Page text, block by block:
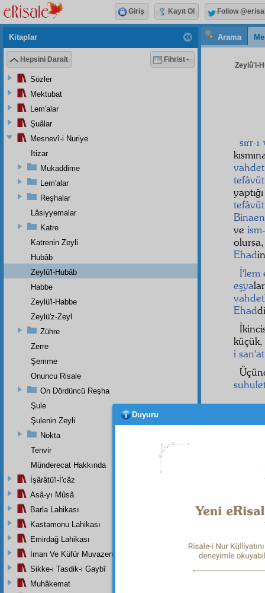
Arama
Zeylû'l-
sırr-
vahdet
tefâvüt
tefâvüt
ve
Ehad
İ'lem
eşya
vahdet
Ehad
küçük,
i san'at
Bu
Kitaplar
Hepsini Daralt Fihrist
Sözler
Mektubat
Lem'alar
Şuâlar
Mesnevî-i Nuriye
Itizar
Mukaddime
Lem'alar
Reşhalar
Lâsiyyemalar
Katre
Katrenin Zeyli
Hubâb
Zeylû'l-Hubâb
Habbe
Zeylü'l-Habbe
Zeylü'z-Zeyl
Zühre
Zerre
Şemme
Onuncu Risale
On Dördüncü Reşha
Şule
Şulenin Zeyli
Nokta
Tenvir
Münderecat Hakkında
İşârâtü'l-İ'câz
Asâ-yı Mûsâ
Barla Lahikası
Kastamonu Lahikası
Emirdağ Lahikası
İman Ve Küfür Muvazeneleri
Sikke-i Tasdik-i Gaybî
Muhâkemat
Giriş Kayıt Ol Follow
Duyuru